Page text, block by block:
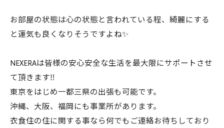
お部屋の状態は心の状態と言われている程、綺麗にする
と運気も良くなりそうですよね✨
NEXERAは皆様の安心安全な生活を最大限にサポートさせ
て頂きます‼️
東京をはじめ一都三県の出張も可能です。
沖縄、大阪、福岡にも事業所があります。
衣食住の住に関する事なら何でもご連絡お待ちしており